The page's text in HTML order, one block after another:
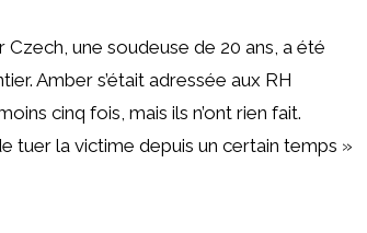
une soudeuse de 20 ans, a été
Amber s’était adressée aux RH
cinq fois, mais ils n’ont rien fait.
tuer la victime depuis un certain temps »